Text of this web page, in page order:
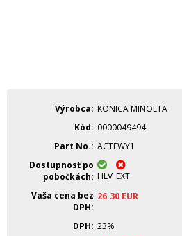
Výrobca
KONICA MINOLTA
Kód
0000049494
Part No. ACTEWY1
Dostupnosť po
pobočkách
HLV EXT
Vaša cena bez
DPH
26.30 EUR
DPH 23%